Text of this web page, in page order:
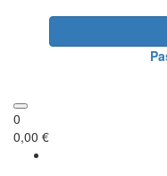
0
0,00 €